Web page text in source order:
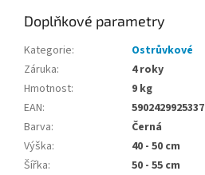
Doplňkové parametry
Kategorie:
Ostrůvkové
Záruka:
4 roky
Hmotnost:
9 kg
EAN:
5902429925337
Barva:
Černá
Výška:
40 - 50 cm
Šířka:
50 - 55 cm